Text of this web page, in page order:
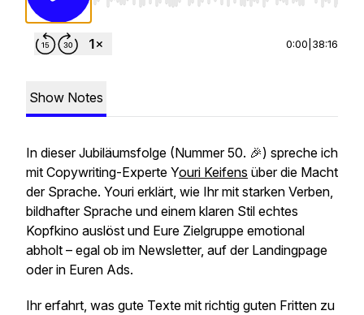
0:00 38:16
Show Notes
In dieser Jubiläumsfolge (Nummer 50. 🎉) spreche ich
mit Copywriting-Experte Youri Keifens über die Macht
der Sprache. Youri erklärt, wie Ihr mit starken Verben,
bildhafter Sprache und einem klaren Stil echtes
Kopfkino auslöst und Eure Zielgruppe emotional
abholt – egal ob im Newsletter, auf der Landingpage
oder in Euren Ads.
Ihr erfahrt, was gute Texte mit richtig guten Fritten zu